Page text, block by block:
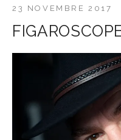
23 NOVEMBRE 2017